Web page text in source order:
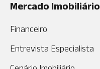
Mercado Imobiliário
Financeiro
Entrevista Especialista